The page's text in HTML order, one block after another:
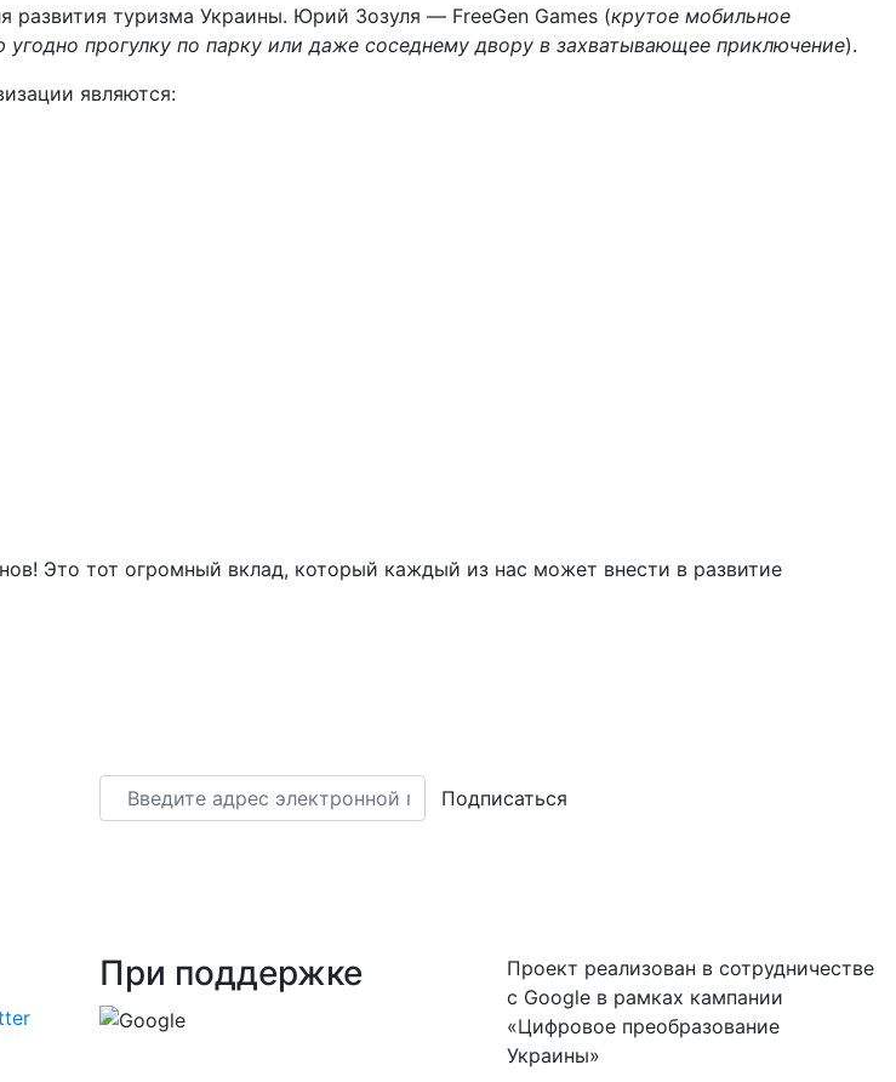
развития туризма Украины. Юрий Зозуля — FreeGen Games (крутое мобильное
прогулку по парку или даже соседнему двору в захватывающее приключение).
являются:
Это тот огромный вклад, который каждый из нас может внести в развитие
Подписаться
При поддержке
Проект реализован в сотрудничестве
с Google в рамках кампании
«Цифровое преобразование
Украины»